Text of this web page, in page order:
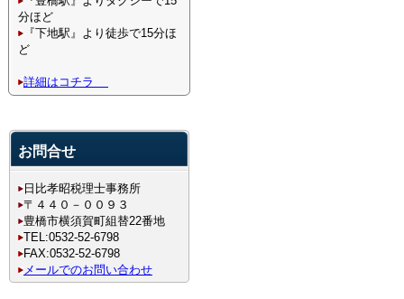
分ほど
『下地駅』より徒歩で15分ほ
ど
詳細はコチラ
お問合せ
日比孝昭税理士事務所
〒４４０－００９３
豊橋市横須賀町組替22番地
TEL:0532-52-6798
FAX:0532-52-6798
メールでのお問い合わせ